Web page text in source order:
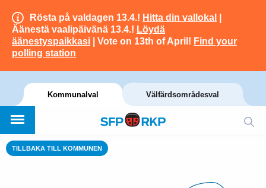
Rösta på valdagen 13.4.! Hitta din vallokal
Äänestä vaalipäivänä 13.4.! Löydä
äänestyspaikkasi | Vote on 13th of April! Find your
polling station
Kommunalval Välfärdsområdesval
TILLBAKA TILL KOMMUNEN